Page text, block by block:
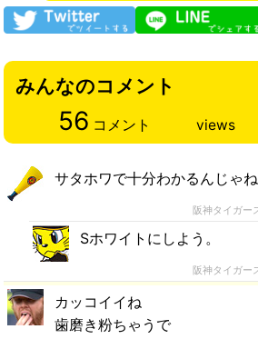
みんなのコメント
56 コメント views
サタホワで十分わかるんじゃね
阪神タイガー
Sホワイトにしよう。
阪神タイガー
カッコイイね
歯磨き粉ちゃうで